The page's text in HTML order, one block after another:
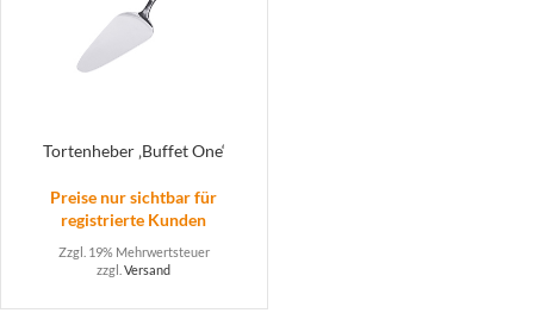
Tortenheber ‚Buffet One‘
Preise nur sichtbar für
registrierte Kunden
Zzgl. 19% Mehrwertsteuer
zzgl.Versand